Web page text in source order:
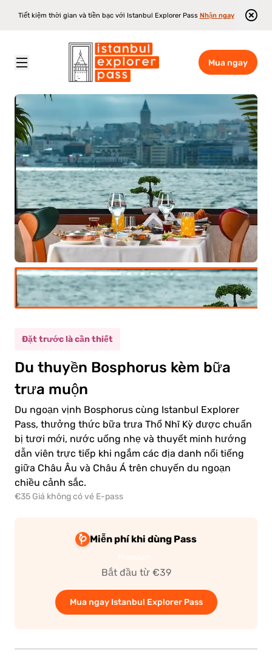
Tiết kiệm thời gian và tiền bạc với Istanbul Explorer Pass Nhận ngay
Mua ngay
Istanbul Explorer Pass \ Điểm tham quan Du thuyền Bosphorus kèm bữa trưa muộn
Đặt trước là cần thiết
Du thuyền Bosphorus kèm bữa
trưa muộn
Du ngoạn vịnh Bosphorus cùng Istanbul Explorer
Pass, thưởng thức bữa trưa Thổ Nhĩ Kỳ được chuẩn
bị tươi mới, nước uống nhẹ và thuyết minh hướng
dẫn viên trực tiếp khi ngắm các địa danh nổi tiếng
giữa Châu Âu và Châu Á trên chuyến du ngoạn
chiều cảnh sắc.
€35 Giá không có vé E-pass
Miễn phí khi dùng Pass
Bắt đầu từ €39
Mua ngay Istanbul Explorer Pass
(5-
11)
0.00€